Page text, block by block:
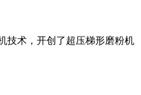
技术，开创了超压梯形磨粉机